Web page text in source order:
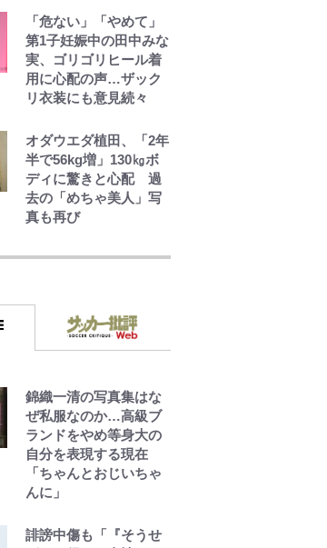
やってはいけない！
「キャンプツーリン
グ」での「NGパッキン
グ」7選！ 安全＆快適
序や位置」積載のコツ
とは？「実体験レポ」
「危ない」「やめて」
第1子妊娠中の田中みな
実、ゴリゴリヒール着
用に心配の声…ザック
リ衣装にも意見続々
オダウエダ植田、「2年
半で56kg増」130㎏ボ
ディに驚きと心配 過
去の「めちゃ美人」写
真も再び
ゾ
浅草は日本の心だゾ
オラの引越し物語 サボ
テン大襲撃
錦織一清の写真集はな
ぜ私服なのか…高級ブ
ランドをやめ等身大の
自分を表現する現在
「ちゃんとおじいちゃ
んに」
誹謗中傷も「『そうせ